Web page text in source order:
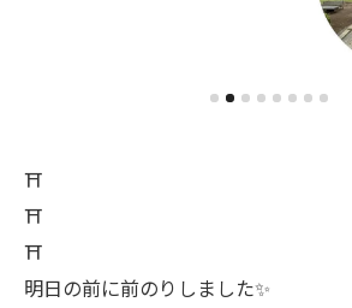
⛩️
⛩️
⛩️
明日の前に前のりしました✨